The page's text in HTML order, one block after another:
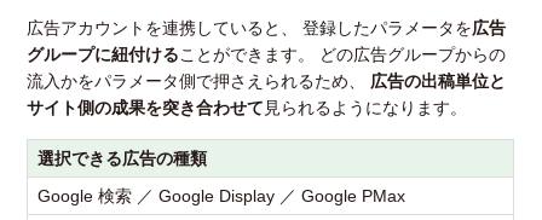
広告アカウントを連携していると、 登録したパラメータを広告
グループに紐付けることができます。 どの広告グループからの
流入かをパラメータ側で押さえられるため、 広告の出稿単位と
サイト側の成果を突き合わせて 見られるようになります。
選択できる広告の種類
Google 検索 ／ Google Display ／ Google PMax